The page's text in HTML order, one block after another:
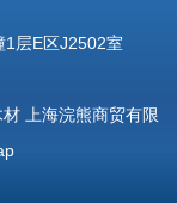
层E区J2502室
材
上海浣熊商贸有限